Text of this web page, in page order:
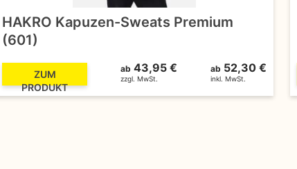
HAKRO Kapuzen-Sweats Premium
(601)
ZUM
PRODUKT
ab 43,95 €
zzgl. MwSt.
ab 52,30 €
inkl. MwSt.